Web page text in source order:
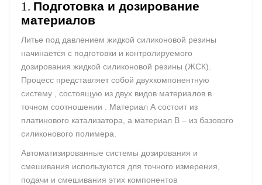
1. Подготовка и дозирование
материалов
Литье под давлением жидкой силиконовой резины
начинается с подготовки и контролируемого
дозирования жидкой силиконовой резины (ЖСК).
Процесс представляет собой двухкомпонентную
систему , состоящую из двух видов материалов в
точном соотношении . Материал А состоит из
платинового катализатора, а материал В – из базового
силиконового полимера.
Автоматизированные системы дозирования и
смешивания используются для точного измерения,
подачи и смешивания этих компонентов